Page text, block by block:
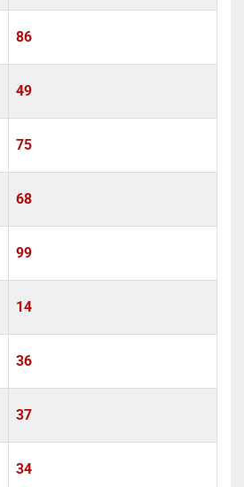
86
49
75
68
99
14
36
37
34